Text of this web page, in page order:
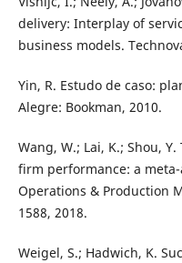
delivery: Interplay of
business models.
Yin, R. Estudo de caso:
Alegre: Bookman, 2010.
Wang, W.; Lai, K.; Shou,
firm performance: a
Operations & Production
1588, 2018.
Weigel, S.; Hadwich, K.